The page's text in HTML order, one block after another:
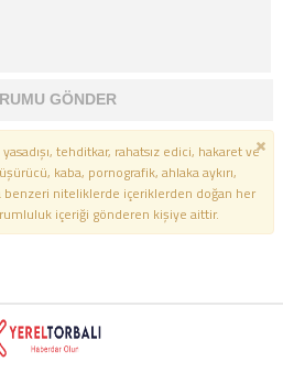
GÖNDER
tehditkar, rahatsız edici, hakaret ve
kaba, pornografik, ahlaka aykırı,
benzeri niteliklerde içeriklerden doğan her
içeriği gönderen kişiye aittir.